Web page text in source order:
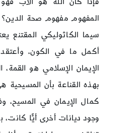
فإذا كان الله هو الأب
المفهوم مفهوم صحة الدين؟
سيما الكاثوليكي المقتنع
أكمل ما في الكون،
الإيمان الإسلامي هو
بهذه القناعة بأن المسيحية
كمال الإيمان في
وجود ديانات أخرى أيًّا